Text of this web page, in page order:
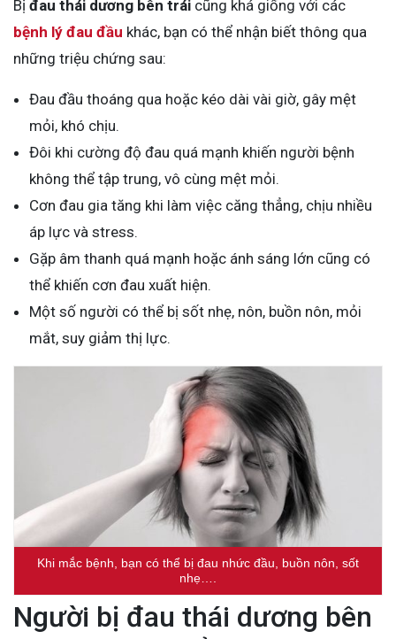
Bị đau thái dương bên trái cũng khá giống với các
bệnh lý đau đầu khác, bạn có thể nhận biết thông qua
những triệu chứng sau:
Đau đầu thoáng qua hoặc kéo dài vài giờ, gây mệt
mỏi, khó chịu.
Đôi khi cường độ đau quá mạnh khiến người bệnh
không thể tập trung, vô cùng mệt mỏi.
Cơn đau gia tăng khi làm việc căng thẳng, chịu nhiều
áp lực và stress.
Gặp âm thanh quá mạnh hoặc ánh sáng lớn cũng có
thể khiến cơn đau xuất hiện.
Một số người có thể bị sốt nhẹ, nôn, buồn nôn, mỏi
mắt, suy giảm thị lực.
Khi mắc bệnh, bạn có thể bị đau nhức đầu, buồn nôn, sốt
nhẹ….
Người bị đau thái dương bên